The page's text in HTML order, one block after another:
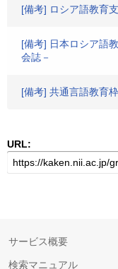
[備考] ロシア語教育
[備考] 日本ロシア語
会誌－
[備考] 共通言語教育
URL:
サービス概要
検索マニュアル